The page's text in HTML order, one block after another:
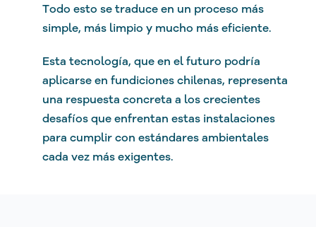
Todo esto se traduce en un proceso más
simple, más limpio y mucho más eficiente.
Esta tecnología, que en el futuro podría
aplicarse en fundiciones chilenas, representa
una respuesta concreta a los crecientes
desafíos que enfrentan estas instalaciones
para cumplir con estándares ambientales
cada vez más exigentes.